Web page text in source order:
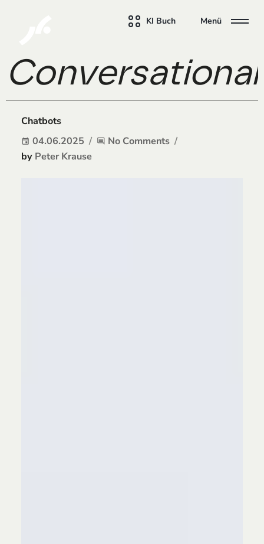
KI Buch Menü
Chatbots
event 04.06.2025 comment No Comments
by Peter Krause